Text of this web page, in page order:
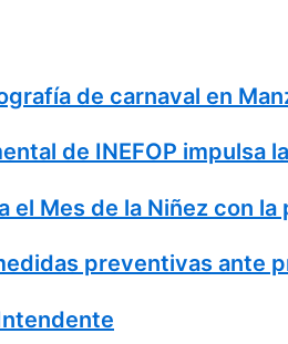
de carnaval en
de INEFOP impulsa
el Mes de la Niñez con
preventivas ante